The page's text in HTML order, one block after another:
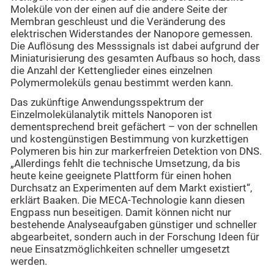
Moleküle von der einen auf die andere Seite der
Membran geschleust und die Veränderung des
elektrischen Widerstandes der Nanopore gemessen.
Die Auflösung des Messsignals ist dabei aufgrund der
Miniaturisierung des gesamten Aufbaus so hoch, dass
die Anzahl der Kettenglieder eines einzelnen
Polymermoleküls genau bestimmt werden kann.
Das zukünftige Anwendungsspektrum der
Einzelmolekülanalytik mittels Nanoporen ist
dementsprechend breit gefächert – von der schnellen
und kostengünstigen Bestimmung von kurzkettigen
Polymeren bis hin zur markerfreien Detektion von DNS.
„Allerdings fehlt die technische Umsetzung, da bis
heute keine geeignete Plattform für einen hohen
Durchsatz an Experimenten auf dem Markt existiert“,
erklärt Baaken. Die MECA-Technologie kann diesen
Engpass nun beseitigen. Damit können nicht nur
bestehende Analyseaufgaben günstiger und schneller
abgearbeitet, sondern auch in der Forschung Ideen für
neue Einsatzmöglichkeiten schneller umgesetzt
werden.